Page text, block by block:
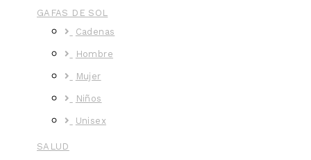
GAFAS DE SOL
Cadenas
Hombre
Mujer
Niños
Unisex
SALUD